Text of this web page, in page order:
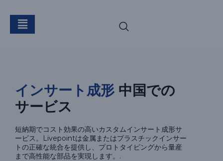
インサート成形
インサート成形 中国での
サービス
短納期でコスト効果の高いカスタムインサート成形サ
ービス。Livepointは金属またはプラスチックインサー
トの正確な統合を提供し、プロトタイピングから量産
まで高性能な部品を実現します。.